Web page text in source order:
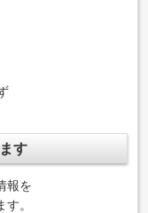
す
報を
。